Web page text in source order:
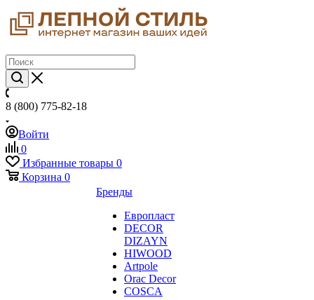
8 (800) 775-82-18
Войти
0
Избранные товары 0
Корзина 0
Бренды
Европласт
DECOR
DIZAYN
HIWOOD
Artpole
Orac Decor
COSCA